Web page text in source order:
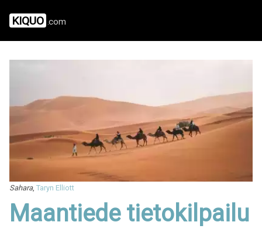
KIQUO .com
Sahara, Taryn Elliott
Maantiede tietokilpailu